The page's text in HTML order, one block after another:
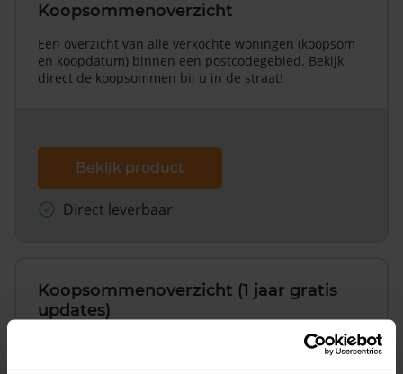
Koopsommenoverzicht
Een overzicht van alle verkochte woningen (koopsom
en koopdatum) binnen een postcodegebied. Bekijk
direct de koopsommen bij u in de straat!
Bekijk product
Direct leverbaar
Koopsommenoverzicht (1 jaar gratis
updates)